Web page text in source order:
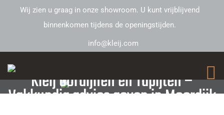
Wij zien u graag in onze showroom. U kunt vrijblijvend
binnenkomen tijdens de openingstijden.
info@kleij.com
Kleij Gordijnen en Tapijten –
Vakkundig advies geven in Moerdijk